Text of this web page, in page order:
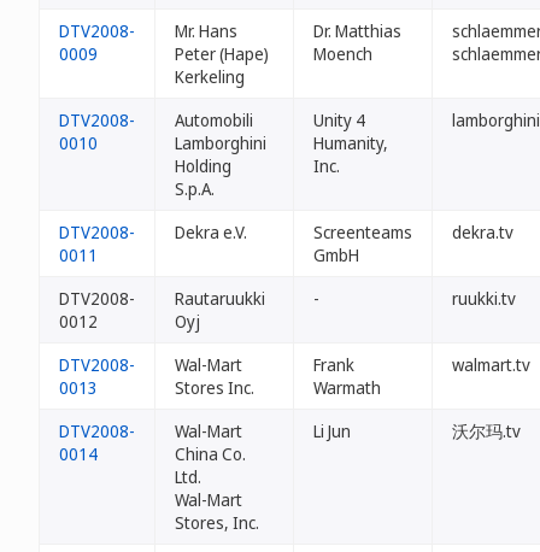
DTV2008-
0009
Mr. Hans
Peter (Hape)
Kerkeling
Dr. Matthias
Moench
DTV2008-
0010
Automobili
Lamborghini
Holding
S.p.A.
Unity 4
Humanity,
Inc.
DTV2008-
0011
Dekra e.V.
Screenteams
GmbH
dekra.tv
DTV2008-
0012
Rautaruukki
Oyj
- ruukki.tv
DTV2008-
0013
Wal-Mart
Stores Inc.
Frank
Warmath
walmart.tv
DTV2008-
0014
Wal-Mart
China Co.
Ltd.
Wal-Mart
Stores, Inc.
Li Jun 沃尔玛.tv